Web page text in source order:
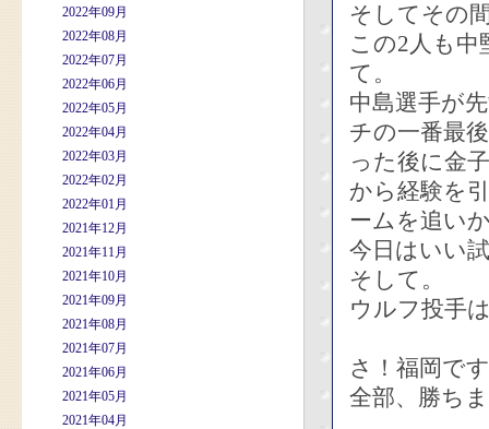
2022年09月
2022年08月
2022年07月
2022年06月
2022年05月
2022年04月
2022年03月
2022年02月
2022年01月
2021年12月
2021年11月
2021年10月
2021年09月
2021年08月
2021年07月
2021年06月
2021年05月
2021年04月
そしてその
この2人も
て。
中島選手が
チの一番最
った後に金
から経験を
ームを追い
今日はいい
そして。
ウルフ投手
さ！福岡で
全部、勝ち